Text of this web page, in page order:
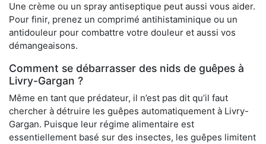
Une crème ou un spray antiseptique peut aussi vous aider.
Pour finir, prenez un comprimé antihistaminique ou un
antidouleur pour combattre votre douleur et aussi vos
démangeaisons.
Comment se débarrasser des nids de guêpes à
Livry-Gargan ?
Même en tant que prédateur, il n’est pas dit qu’il faut
chercher à détruire les guêpes automatiquement à Livry-
Gargan. Puisque leur régime alimentaire est
essentiellement basé sur des insectes, les guêpes limitent